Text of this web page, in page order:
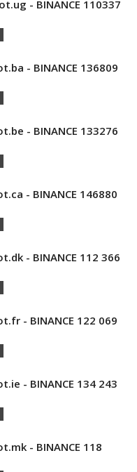
- BINANCE 110337
- BINANCE 136809
- BINANCE 133276
- BINANCE 146880
- BINANCE 112 366
- BINANCE 122 069
- BINANCE 134 243
- BINANCE 118